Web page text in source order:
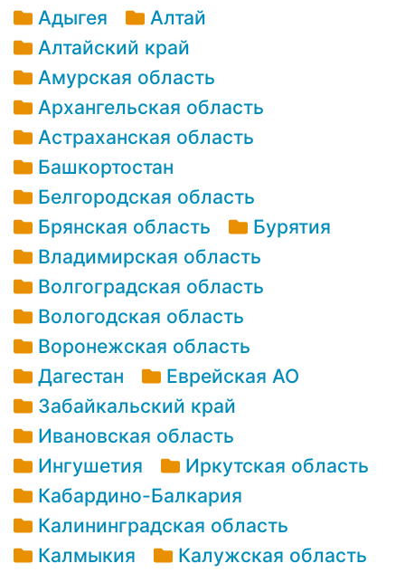
Адыгея
Алтай
Алтайский край
Амурская область
Архангельская область
Астраханская область
Башкортостан
Белгородская область
Брянская область
Бурятия
Владимирская область
Волгоградская область
Вологодская область
Воронежская область
Дагестан
Еврейская АО
Забайкальский край
Ивановская область
Ингушетия
Иркутская область
Кабардино-Балкария
Калининградская область
Калмыкия
Калужская область